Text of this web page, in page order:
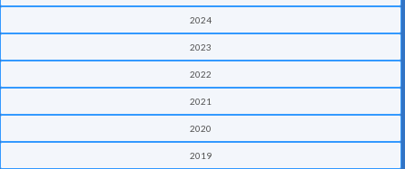
2024
2023
2022
2021
2020
2019